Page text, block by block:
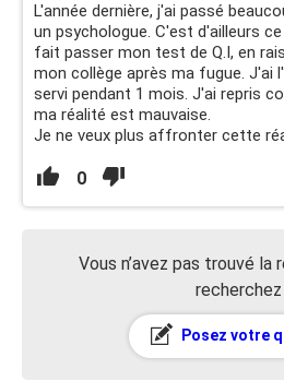
L'année dernière, j'ai passé
un psychologue. C'est d'ailleurs
fait passer mon test de Q.I, en
mon collège après ma fugue. J'ai
servi pendant 1 mois. J'ai repris
ma réalité est mauvaise.
Je ne veux plus affronter cette
0
Vous n’avez pas trouvé la
recherchez
Posez votre